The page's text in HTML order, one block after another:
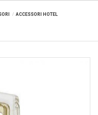
ACCESSORI HOTEL